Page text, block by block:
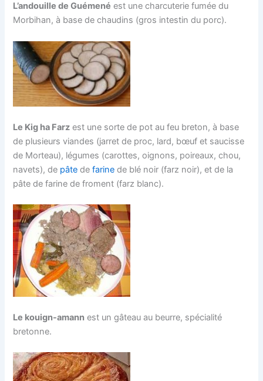
L’andouille de Guémené est une charcuterie fumée du
Morbihan, à base de chaudins (gros intestin du porc).
Le Kig ha Farz est une sorte de pot au feu breton, à base
de plusieurs viandes (jarret de proc, lard, bœuf et saucisse
de Morteau), légumes (carottes, oignons, poireaux, chou,
navets), de pâte defarine de blé noir (farz noir), et de la
pâte de farine de froment (farz blanc).
Le kouign-amann est un gâteau au beurre, spécialité
bretonne.